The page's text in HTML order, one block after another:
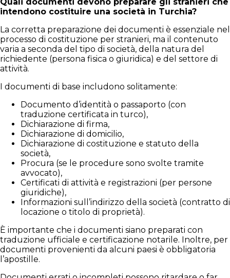
intendono costituire una società in Turchia?
La corretta preparazione dei documenti è essenziale nel
processo di costituzione per stranieri, ma il contenuto
varia a seconda del tipo di società, della natura del
richiedente (persona fisica o giuridica) e del settore di
attività.
I documenti di base includono solitamente:
Documento d’identità o passaporto (con
traduzione certificata in turco),
Dichiarazione di firma,
Dichiarazione di domicilio,
Dichiarazione di costituzione e statuto della
società,
Procura (se le procedure sono svolte tramite
avvocato),
Certificati di attività e registrazioni (per persone
giuridiche),
Informazioni sull’indirizzo della società (contratto di
locazione o titolo di proprietà).
È importante che i documenti siano preparati con
traduzione ufficiale e certificazione notarile. Inoltre, per
documenti provenienti da alcuni paesi è obbligatoria
l’apostille.